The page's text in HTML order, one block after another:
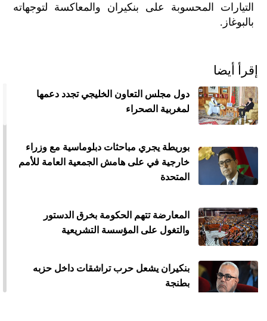
التيارات المحسوبة على بنكيران والمعاكسة لتوجهاته
بالبوغاز.
إقرأ أيضا
دول مجلس التعاون الخليجي تجدد دعمها
لمغربية الصحراء
بوريطة يجري مباحثات دبلوماسية مع وزراء
خارجية في على هامش الجمعية العامة للأمم
المتحدة
المعارضة تتهم الحكومة بخرق الدستور
والتغول على المؤسسة التشريعية
بنكيران يشعل حرب تراشقات داخل حزبه
بطنجة